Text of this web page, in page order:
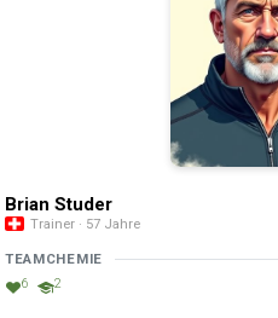
Brian Studer
Trainer · 57 Jahre
TEAMCHEMIE
6 2